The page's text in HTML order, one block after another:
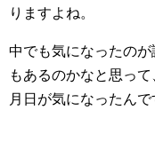
りますよね。
中でも気になったの
もあるのかなと思っ
月日が気になったんで